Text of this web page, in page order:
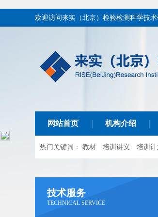
欢迎访问来实（北京）检验检测科学技术
网站首页 机构介绍
热门关键词： 教材 培训讲义 培训计
技术服务
TECHNICAL SERVICE